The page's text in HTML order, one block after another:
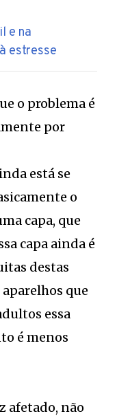
e na
estresse
o problema é
por
está se
o
capa, que
capa ainda é
destas
que
essa
é menos
afetado, não